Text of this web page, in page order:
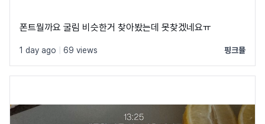
폰트뭘까요 굴림 비슷한거 찾아봤는데 못찾겠네요ㅠ
1 day ago 69 views 핑크뮬